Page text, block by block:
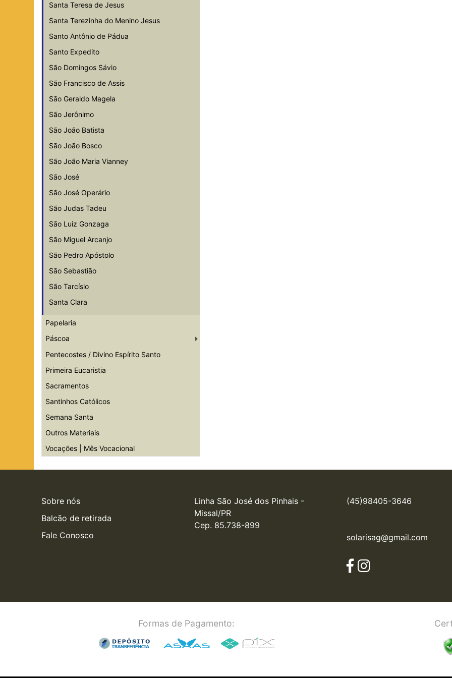
Santa Teresa de Jesus
Santa Terezinha do Menino Jesus
Santo Antônio de Pádua
Santo Expedito
São Domingos Sávio
São Francisco de Assis
São Geraldo Magela
São Jerônimo
São João Batista
São João Bosco
São João Maria Vianney
São José
São José Operário
São Judas Tadeu
São Luiz Gonzaga
São Miguel Arcanjo
São Pedro Apóstolo
São Sebastião
São Tarcísio
Santa Clara
Papelaria
Páscoa
Pentecostes / Divino Espírito Santo
Primeira Eucaristia
Sacramentos
Santinhos Católicos
Semana Santa
Outros Materiais
Vocações | Mês Vocacional
Sobre nós
Balcão de retirada
Fale Conosco
Linha São José dos Pinhais -
Missal/PR
Cep. 85.738-899
(45)98405-3646
solarisag@gmail.com
Formas de Pagamento: